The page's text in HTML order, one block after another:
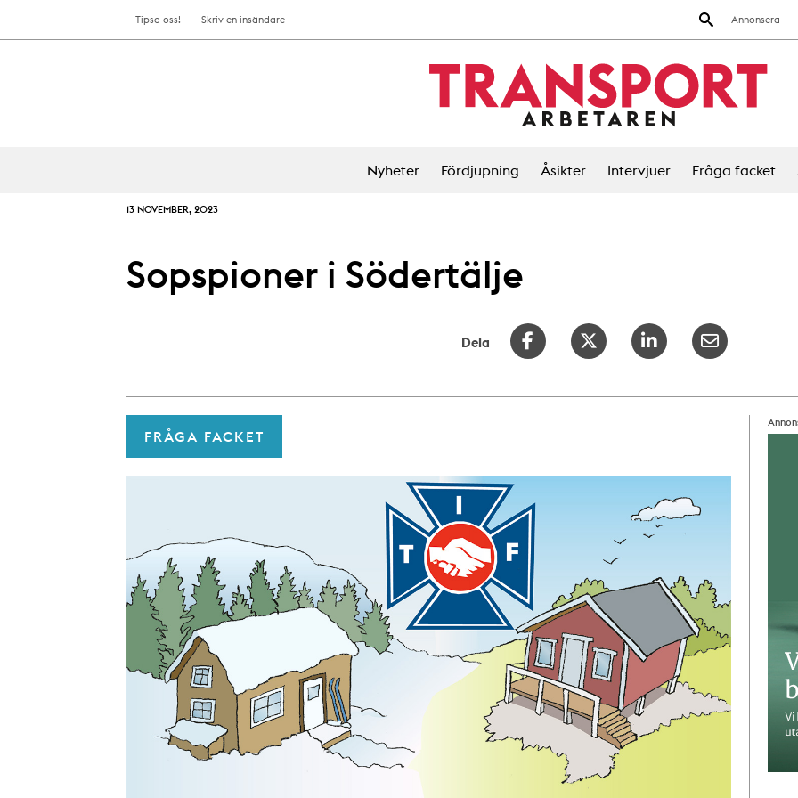
Annonsera
Tipsa oss! Skriv en insändare
Nyheter Fördjupning Åsikter Intervjuer Fråga facket
13 NOVEMBER, 2023
Sopspioner i Södertälje
Dela
FRÅGA FACKET